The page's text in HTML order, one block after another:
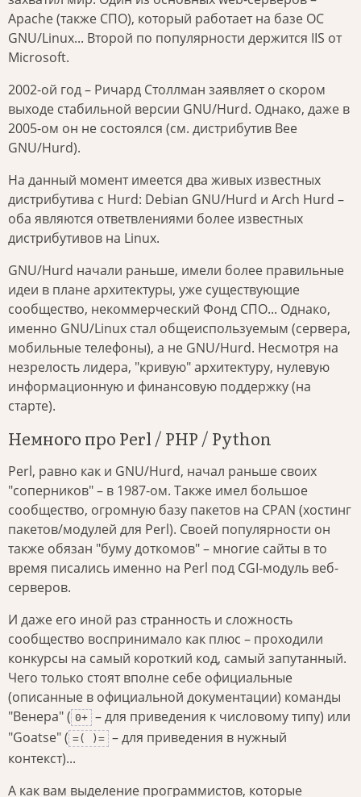
Apache (также СПО), который работает на базе ОС
GNU/Linux... Второй по популярности держится IIS от
Microsoft.
2002-ой год – Ричард Столлман заявляет о скором
выходе стабильной версии GNU/Hurd. Однако, даже в
2005-ом он не состоялся (см. дистрибутив Bee
GNU/Hurd).
На данный момент имеется два живых известных
дистрибутива с Hurd: Debian GNU/Hurd и Arch Hurd –
оба являются ответвлениями более известных
дистрибутивов на Linux.
GNU/Hurd начали раньше, имели более правильные
идеи в плане архитектуры, уже существующие
сообщество, некоммерческий Фонд СПО... Однако,
именно GNU/Linux стал общеиспользуемым (сервера,
мобильные телефоны), а не GNU/Hurd. Несмотря на
незрелость лидера, "кривую" архитектуру, нулевую
информационную и финансовую поддержку (на
старте).
Немного про Perl / PHP / Python
Perl, равно как и GNU/Hurd, начал раньше своих
"соперников" – в 1987-ом. Также имел большое
сообщество, огромную базу пакетов на CPAN (хостинг
пакетов/модулей для Perl). Своей популярности он
также обязан "буму доткомов" – многие сайты в то
время писались именно на Perl под CGI-модуль веб-
серверов.
И даже его иной раз странность и сложность
сообщество воспринимало как плюс – проходили
конкурсы на самый короткий код, самый запутанный.
Чего только стоят вполне себе официальные
(описанные в официальной документации) команды
"Венера" ( 0+ – для приведения к числовому типу) или
"Goatse" ( =( )= – для приведения в нужный
контекст)...
А как вам выделение программистов, которые